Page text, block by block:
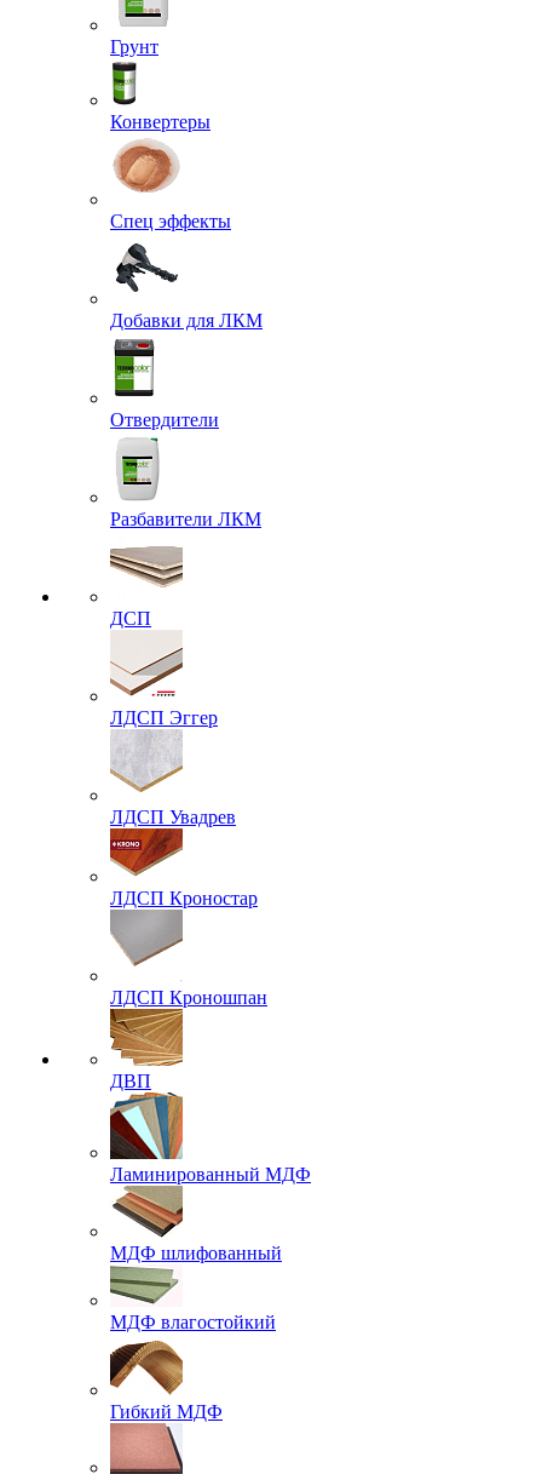
Грунт
Конвертеры
Спец эффекты
Добавки для ЛКМ
Отвердители
Разбавители ЛКМ
ДСП
ЛДСП Эггер
ЛДСП Увадрев
ЛДСП Кроностар
ЛДСП Кроношпан
ДВП
Ламинированный МДФ
МДФ шлифованный
МДФ влагостойкий
Гибкий МДФ